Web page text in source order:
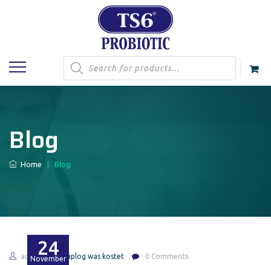
Products
search
Blog
Home Blog
24
November
admin waplog was kostet 0 Comments